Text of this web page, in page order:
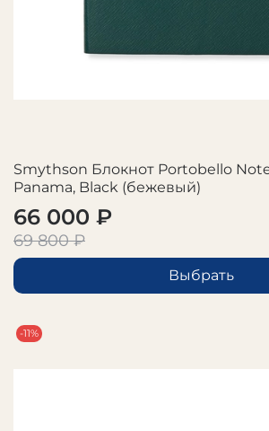
Smythson Блокнот Portobello
Panama, Black (бежевый)
66 000 ₽
69 800 ₽
Выбрать
-11%